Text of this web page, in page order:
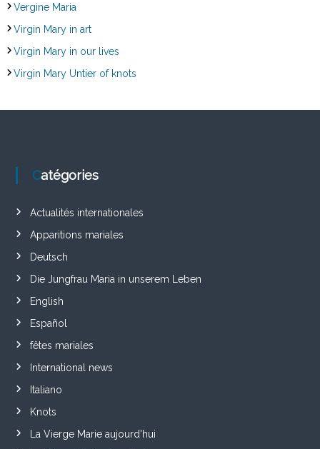
Vergine Maria
Virgin Mary in art
Virgin Mary in our lives
Virgin Mary Untier of knots
Catégories
Actualités internationales
Apparitions mariales
Deutsch
Die Jungfrau Maria in unserem Leben
English
Español
fêtes mariales
International news
Italiano
Knots
La Vierge Marie aujourd'hui